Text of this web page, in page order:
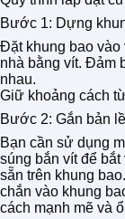
Bước 1: Dựng
Đặt khung bao
nhà bằng vít. Đảm
nhau.
Giữ khoảng cách
Bước 2: Gắn bản
Bạn cần sử dụng
súng bắn vít để
sẵn trên khung
chắn vào khung
cách mạnh mẽ và